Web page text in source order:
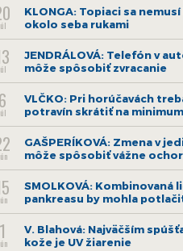
júl
KLONGA: Topiaci sa
okolo seba rukami
júl
JENDRÁLOVÁ: Telefón v
môže spôsobiť zvracanie
6
júl
VLČKO: Pri horúčavách
potravín skrátiť na minimum
jún
GAŠPERÍKOVÁ: Zmena v
môže spôsobiť vážne
jún
SMOLKOVÁ: Kombinovaná
pankreasu by mohla
1
jún
V. Blahová: Najväčším
kože je UV žiarenie